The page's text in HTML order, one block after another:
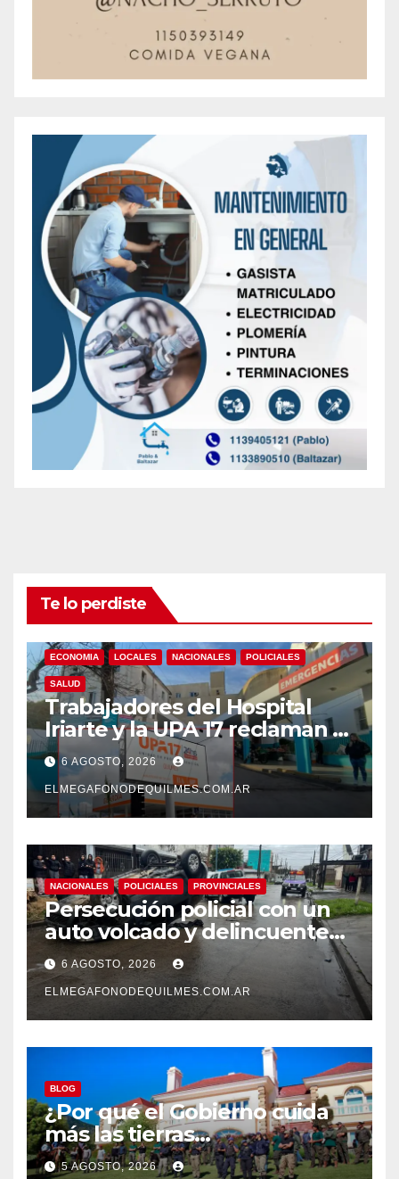
Te lo perdiste
ECONOMIA LOCALES NACIONALES POLICIALES
SALUD
Trabajadores del Hospital
Iriarte y la UPA 17 reclaman el
pase a planta de becarios y
mejoras laborales
6 AGOSTO, 2026
ELMEGAFONODEQUILMES.COM.AR
NACIONALES POLICIALES PROVINCIALES
Persecución policial con un
auto volcado y delincuentes
detenidos en San Francisco
Solano
6 AGOSTO, 2026
ELMEGAFONODEQUILMES.COM.AR
BLOG
¿Por qué el Gobierno cuida
más las tierras
extranjerizadas que el
5 AGOSTO, 2026